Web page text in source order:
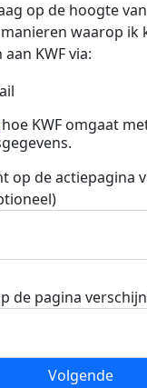
op de hoogte
waarop ik
KWF via:
hoe KWF omgaat
op de actiepagina
de pagina
Volgende